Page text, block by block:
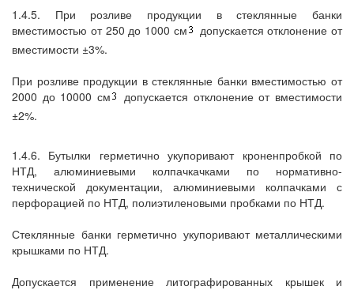
1.4.5. При розливе продукции в стеклянные банки
вместимостью от 250 до 1000 см
допускается отклонение от
вместимости ±3%.
При розливе продукции в стеклянные банки вместимостью от
2000 до 10000 см
допускается отклонение от вместимости
±2%.
1.4.6. Бутылки герметично укупоривают кроненпробкой по
НТД, алюминиевыми колпачкачками по нормативно-
технической документации, алюминиевыми колпачками с
перфорацией по НТД, полиэтиленовыми пробками по НТД.
Стеклянные банки герметично укупоривают металлическими
крышками по НТД.
Допускается применение литографированных крышек и